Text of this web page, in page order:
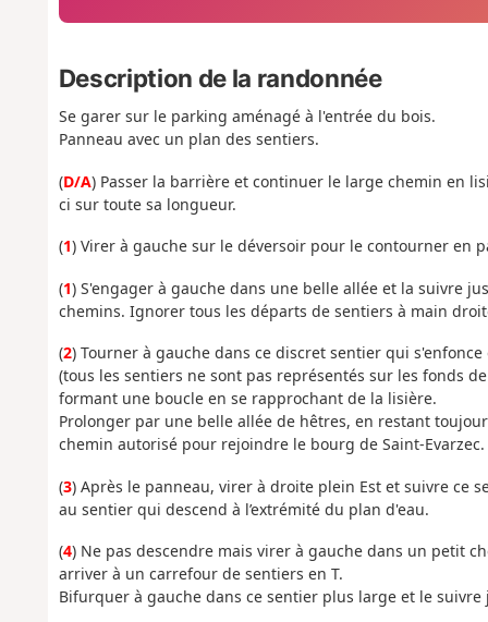
Description de la randonnée
Se garer sur le parking aménagé à l'entrée du bois.
Panneau avec un plan des sentiers.
(D/A) Passer la barrière et continuer le large chemin en
ci sur toute sa longueur.
(1) Virer à gauche sur le déversoir pour le contourner en
(1) S'engager à gauche dans une belle allée et la suivre
chemins. Ignorer tous les départs de sentiers à main
(2) Tourner à gauche dans ce discret sentier qui
(tous les sentiers ne sont pas représentés sur les fonds
formant une boucle en se rapprochant de la lisière.
Prolonger par une belle allée de hêtres, en restant
chemin autorisé pour rejoindre le bourg de Saint-Evarzec.
(3) Après le panneau, virer à droite plein Est et suivre ce
au sentier qui descend à l’extrémité du plan d'eau.
(4) Ne pas descendre mais virer à gauche dans un petit
arriver à un carrefour de sentiers en T.
Bifurquer à gauche dans ce sentier plus large et le